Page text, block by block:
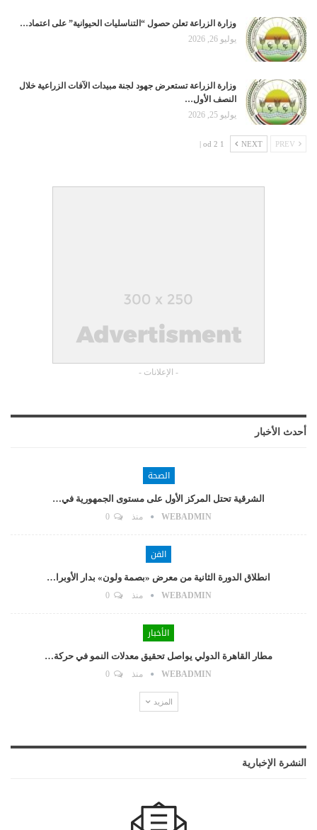
وزارة الزراعة تعلن حصول “التناسليات الحيوانية” على اعتماد…
يوليو 26, 2026
وزارة الزراعة تستعرض جهود لجنة مبيدات الآفات الزراعية خلال
النصف الأول…
يوليو 25, 2026
NEXT
1 od 2 |
- الإعلانات -
أحدث الأخبار
الصحة
الشرقية تحتل المركز الأول على مستوى الجمهورية في…
WEBADMIN منذ
الفن
انطلاق الدورة الثانية من معرض «بصمة ولون» بدار الأوبرا…
WEBADMIN منذ
الأخبار
مطار القاهرة الدولي يواصل تحقيق معدلات النمو في حركة…
WEBADMIN منذ
المزيد
النشرة الإخبارية